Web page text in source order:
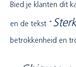
Bied je klanten dit
en de tekst "
betrokkenheid en